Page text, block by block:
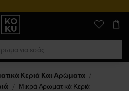
Κεριά Και Αρώματα
Μικρά Αρωματικά Κεριά